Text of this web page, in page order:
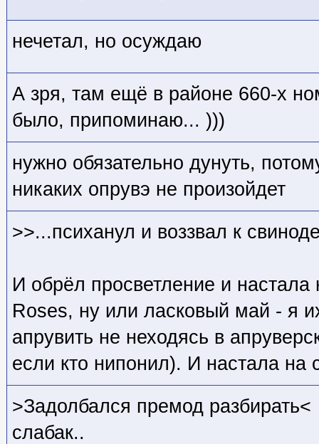
нечетал, но осуждаю
А зря, там ещё в районе 660-х
было, припоминаю... )))
нужно обязательно дунуть,
никаких опрувэ не произойдет
>>...психанул и воззвал к
И обрёл просветление и
Roses, ну или ласковый май - я
апрувить не неходясь в
если кто нипонил). И настала на
>Задолбался премод разбирать<
слабак..